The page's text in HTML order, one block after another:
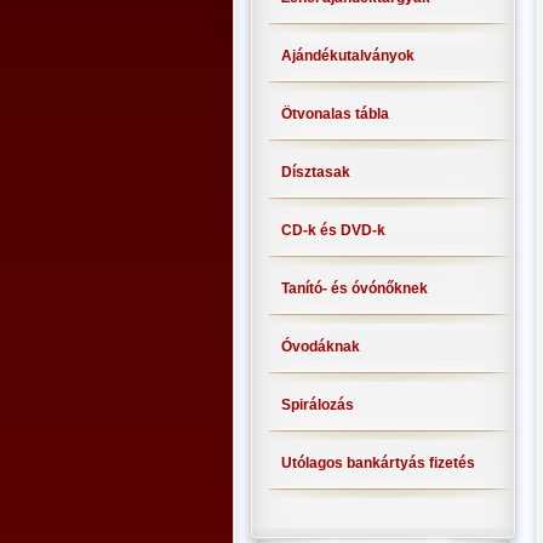
Ajándékutalványok
Ötvonalas tábla
Dísztasak
CD-k és DVD-k
Tanító- és óvónőknek
Óvodáknak
Spirálozás
Utólagos bankártyás fizetés